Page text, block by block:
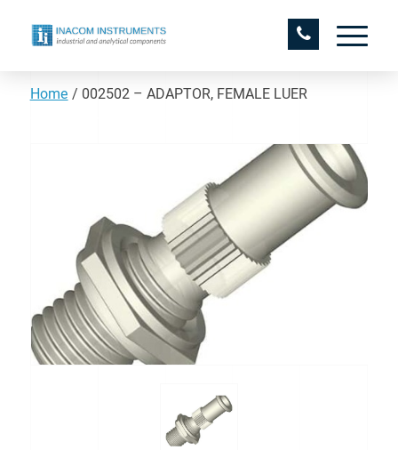
Home / 002502 – ADAPTOR, FEMALE LUER